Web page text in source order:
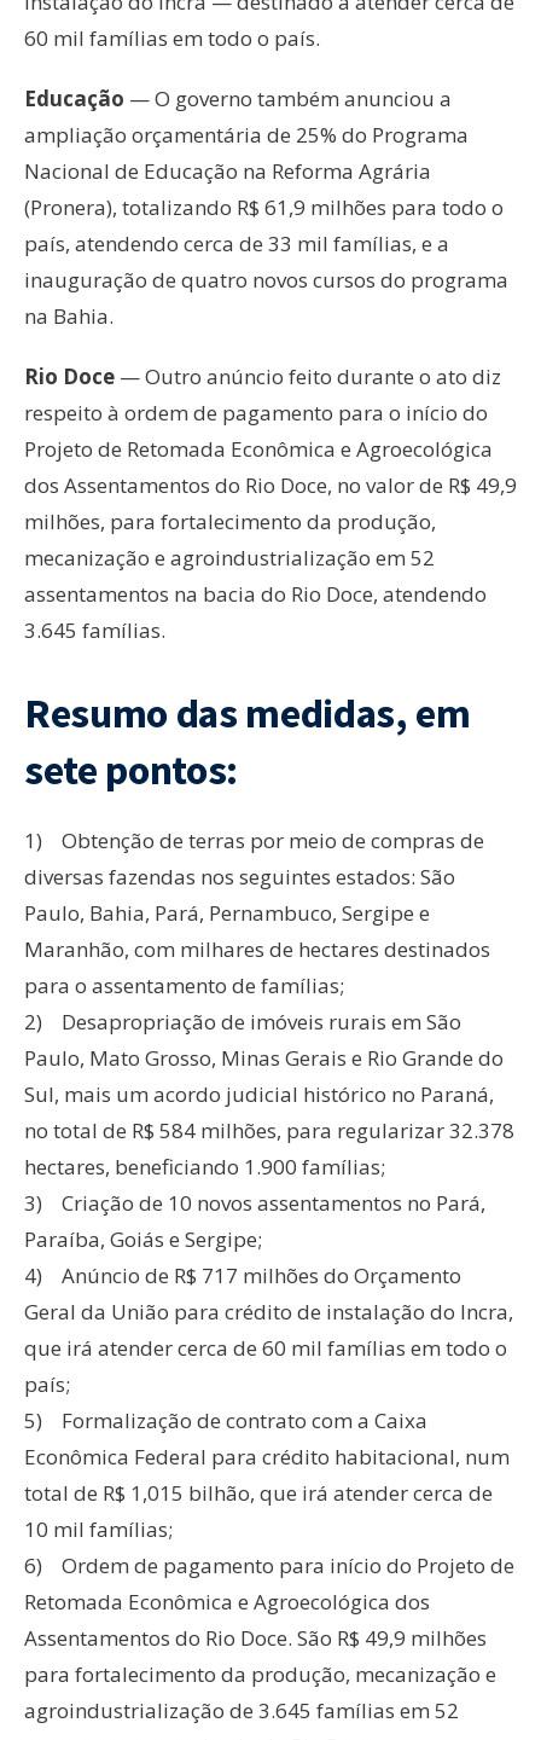
60 mil famílias em todo o país.
Educação — O governo também anunciou a
ampliação orçamentária de 25% do Programa
Nacional de Educação na Reforma Agrária
(Pronera), totalizando R$ 61,9 milhões para todo o
país, atendendo cerca de 33 mil famílias, e a
inauguração de quatro novos cursos do programa
na Bahia.
Rio Doce — Outro anúncio feito durante o ato diz
respeito à ordem de pagamento para o início do
Projeto de Retomada Econômica e Agroecológica
dos Assentamentos do Rio Doce, no valor de R$ 49,9
milhões, para fortalecimento da produção,
mecanização e agroindustrialização em 52
assentamentos na bacia do Rio Doce, atendendo
3.645 famílias.
Resumo das medidas, em
sete pontos:
1) Obtenção de terras por meio de compras de
diversas fazendas nos seguintes estados: São
Paulo, Bahia, Pará, Pernambuco, Sergipe e
Maranhão, com milhares de hectares destinados
para o assentamento de famílias;
2) Desapropriação de imóveis rurais em São
Paulo, Mato Grosso, Minas Gerais e Rio Grande do
Sul, mais um acordo judicial histórico no Paraná,
no total de R$ 584 milhões, para regularizar 32.378
hectares, beneficiando 1.900 famílias;
3) Criação de 10 novos assentamentos no Pará,
Paraíba, Goiás e Sergipe;
4) Anúncio de R$ 717 milhões do Orçamento
Geral da União para crédito de instalação do Incra,
que irá atender cerca de 60 mil famílias em todo o
país;
5) Formalização de contrato com a Caixa
Econômica Federal para crédito habitacional, num
total de R$ 1,015 bilhão, que irá atender cerca de
10 mil famílias;
6) Ordem de pagamento para início do Projeto de
Retomada Econômica e Agroecológica dos
Assentamentos do Rio Doce. São R$ 49,9 milhões
para fortalecimento da produção, mecanização e
agroindustrialização de 3.645 famílias em 52